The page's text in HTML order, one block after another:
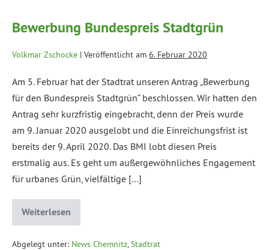
Bewerbung Bundespreis Stadtgrün
Volkmar Zschocke | Veröffentlicht am 6. Februar 2020
Am 5. Februar hat der Stadtrat unseren Antrag „Bewerbung
für den Bundespreis Stadtgrün“ beschlossen. Wir hatten den
Antrag sehr kurzfristig eingebracht, denn der Preis wurde
am 9. Januar 2020 ausgelobt und die Einreichungsfrist ist
bereits der 9. April 2020. Das BMI lobt diesen Preis
erstmalig aus. Es geht um außergewöhnliches Engagement
für urbanes Grün, vielfältige […]
Weiterlesen
Abgelegt unter: News Chemnitz Stadtrat